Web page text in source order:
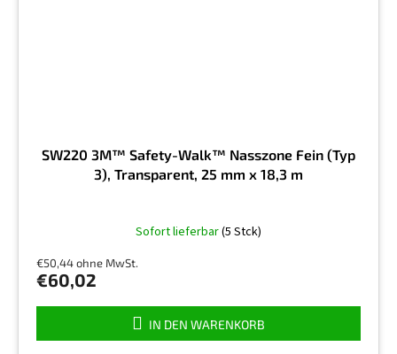
SW220 3M™ Safety-Walk™ Nasszone Fein (Typ
3), Transparent, 25 mm x 18,3 m
Sofort lieferbar(5 Stck)
€50,44 ohne MwSt.
€60,02
IN DEN WARENKORB